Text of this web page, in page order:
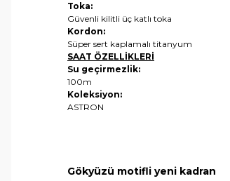
Toka:
Güvenli kilitli üç katlı toka
Kordon:
Süper sert kaplamalı titanyum
SAAT ÖZELLİKLERİ
Su geçirmezlik:
100m
Koleksiyon:
ASTRON
Gökyüzü motifli yeni kadran